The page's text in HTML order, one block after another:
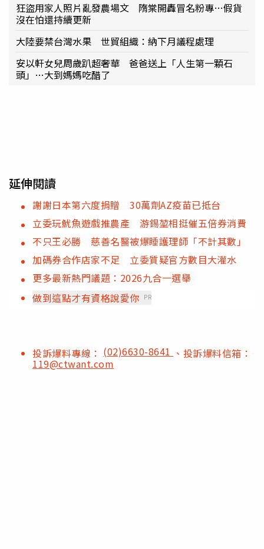
狂盜用家人照片亂發農場文 隋棠開轟冒名粉專…假貨
沒在怕還持續更新
大陸要禁台灣水果 世貿組織：納下月議程處理
安以軒女兒周歲趴超奢華 爸爸送上「人生第一顆石
頭」…大到媽媽吃醋了
延伸閱讀
謝謝日本第六度捐贈 30萬劑AZ疫苗已抵台
立委玩魷魚遊戲推農產 游錫堃相挺催五倍券消費
不只王必勝 慈善名醫被爆睡護理師「不計其數」
加碼券合作店家不足 立委質疑官方數目大灌水
更多最新熱門議題：2026九合一選舉
做到這點才有資格說愛你 PR
投訴爆料專線： (02)6630-8641 、投訴爆料信箱：
119@ctwant.com